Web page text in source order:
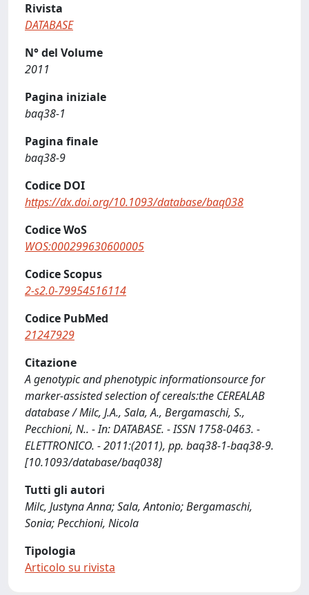
Rivista
DATABASE
N° del Volume
2011
Pagina iniziale
baq38-1
Pagina finale
baq38-9
Codice DOI
https://dx.doi.org/10.1093/database/baq038
Codice WoS
WOS:000299630600005
Codice Scopus
2-s2.0-79954516114
Codice PubMed
21247929
Citazione
A genotypic and phenotypic informationsource for
marker-assisted selection of cereals:the CEREALAB
database / Milc, J.A., Sala, A., Bergamaschi, S.,
Pecchioni, N.. - In: DATABASE. - ISSN 1758-0463. -
ELETTRONICO. - 2011:(2011), pp. baq38-1-baq38-9.
[10.1093/database/baq038]
Tutti gli autori
Milc, Justyna Anna; Sala, Antonio; Bergamaschi,
Sonia; Pecchioni, Nicola
Tipologia
Articolo su rivista